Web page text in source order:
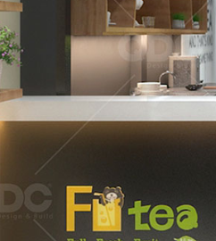
THANG
thiết kế theo phong cách Việt
đương đại...
Chi tiết